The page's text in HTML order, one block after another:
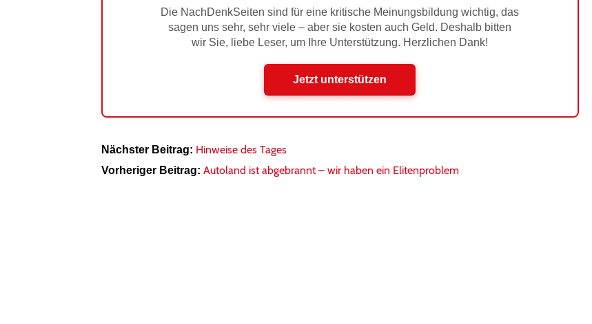
Die NachDenkSeiten sind für eine kritische Meinungsbildung wichtig, das
sagen uns sehr, sehr viele – aber sie kosten auch Geld. Deshalb bitten
wir Sie, liebe Leser, um Ihre Unterstützung. Herzlichen Dank!
Jetzt unterstützen
Nächster Beitrag: Hinweise des Tages
Vorheriger Beitrag: Autoland ist abgebrannt – wir haben ein Elitenproblem